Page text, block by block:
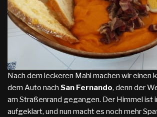
Nach dem leckeren Mahl machen wir einen
dem Auto nach San Fernando, denn der
am Straßenrand gegangen. Der Himmel ist
aufgeklart, und nun macht es noch mehr